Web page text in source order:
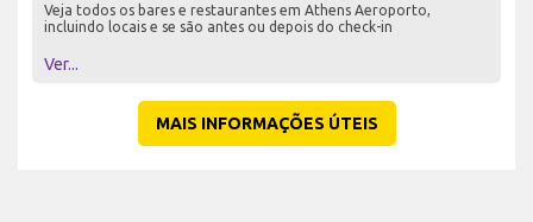
Veja todos os bares e restaurantes em Athens Aeroporto,
incluindo locais e se são antes ou depois do check-in
Ver...
MAIS INFORMAÇÕES ÚTEIS